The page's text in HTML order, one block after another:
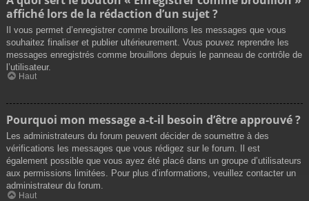
affiché lors de la rédaction d’un sujet ?
Il vous permet d’enregistrer comme brouillons les messages que vous
souhaitez finaliser et publier ultérieurement. Vous pouvez reprendre les
messages enregistrés comme brouillons depuis le panneau de contrôle de
l’utilisateur.
Haut
Pourquoi mon message a-t-il besoin d’être approuvé ?
Les administrateurs du forum peuvent décider de soumettre à des
vérifications les messages que vous rédigez sur le forum. Il est
également possible que vous ayez été placé dans un groupe d’utilisateurs
aux permissions limitées. Pour plus d’informations, veuillez contacter un
administrateur du forum.
Haut